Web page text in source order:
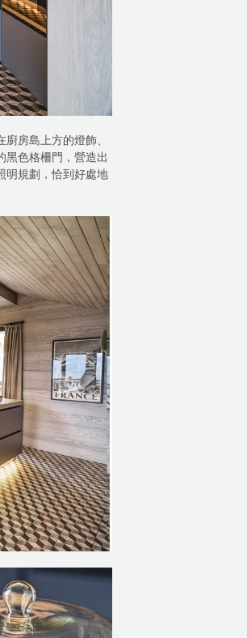
房島上方的燈飾、
黑色格柵門，營造出
明規劃，恰到好處地